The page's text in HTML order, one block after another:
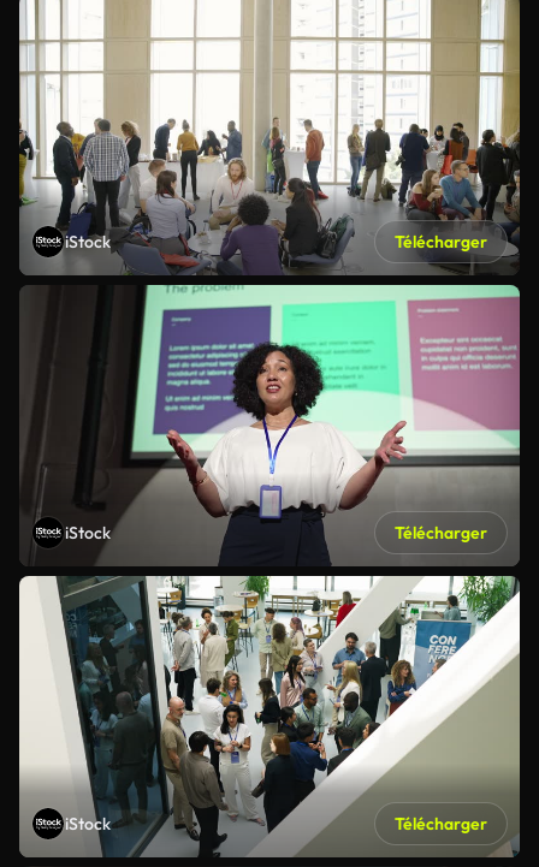
iStock Télécharger
iStock Télécharger
iStock Télécharger